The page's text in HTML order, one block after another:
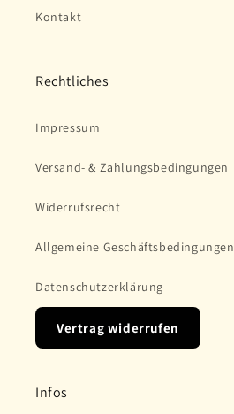
Kontakt
Rechtliches
Impressum
Versand- & Zahlungsbedingungen
Widerrufsrecht
Allgemeine Geschäftsbedingungen
Datenschutzerklärung
Vertrag widerrufen
Infos